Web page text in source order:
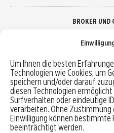
Um Ihnen die besten
Technologien wie Cookies, um
speichern und/oder darauf
diesen Technologien
Surfverhalten oder eindeutige
verarbeiten. Ohne
Einwilligung können
beeinträchtigt werden.
BROKER UND
Robo-Advisor vergleichen
Depotvergleich
Festgeld vergleichen